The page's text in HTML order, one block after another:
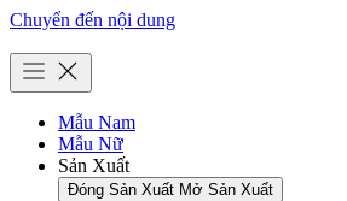
Chuyển đến nội dung
Mẫu Nam
Mẫu Nữ
Sản Xuất
Đóng Sản Xuất Mở Sản Xuất